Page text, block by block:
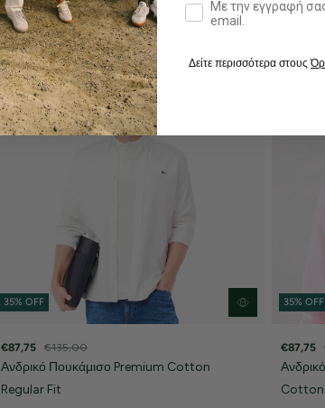
35% OFF
€87,75 €135,00
Ανδρικό Πουκάμισο Premium Cotton
Regular Fit
35% OFF
€87,75
Cotton
double opt in
Με την εγγραφή σας,
email.
Δείτε περισσότερα στους